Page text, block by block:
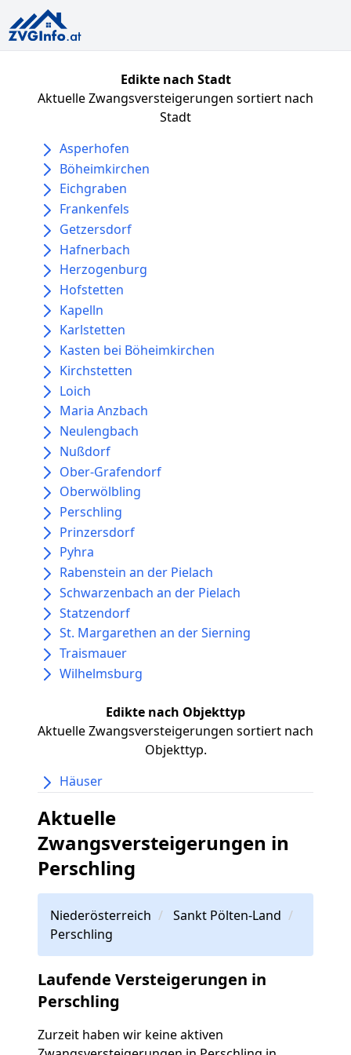
Edikte nach Stadt
Aktuelle Zwangsversteigerungen sortiert nach
Stadt
Asperhofen
Böheimkirchen
Eichgraben
Frankenfels
Getzersdorf
Hafnerbach
Herzogenburg
Hofstetten
Kapelln
Karlstetten
Kasten bei Böheimkirchen
Kirchstetten
Loich
Maria Anzbach
Neulengbach
Nußdorf
Ober-Grafendorf
Oberwölbling
Perschling
Prinzersdorf
Pyhra
Rabenstein an der Pielach
Schwarzenbach an der Pielach
Statzendorf
St. Margarethen an der Sierning
Traismauer
Wilhelmsburg
Edikte nach Objekttyp
Aktuelle Zwangsversteigerungen sortiert nach
Objekttyp.
Häuser
Aktuelle
Zwangsversteigerungen in
Perschling
Niederösterreich
Sankt Pölten-Land
Perschling
Laufende Versteigerungen in
Perschling
Zurzeit haben wir keine aktiven